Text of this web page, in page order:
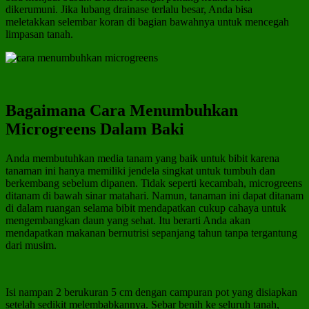
dikerumuni. Jika lubang drainase terlalu besar, Anda bisa
meletakkan selembar koran di bagian bawahnya untuk mencegah
limpasan tanah.
Bagaimana Cara Menumbuhkan
Microgreens Dalam Baki
Anda membutuhkan media tanam yang baik untuk bibit karena
tanaman ini hanya memiliki jendela singkat untuk tumbuh dan
berkembang sebelum dipanen. Tidak seperti kecambah, microgreens
ditanam di bawah sinar matahari. Namun, tanaman ini dapat ditanam
di dalam ruangan selama bibit mendapatkan cukup cahaya untuk
mengembangkan daun yang sehat. Itu berarti Anda akan
mendapatkan makanan bernutrisi sepanjang tahun tanpa tergantung
dari musim.
Isi nampan 2 berukuran 5 cm dengan campuran pot yang disiapkan
setelah sedikit melembabkannya. Sebar benih ke seluruh tanah,